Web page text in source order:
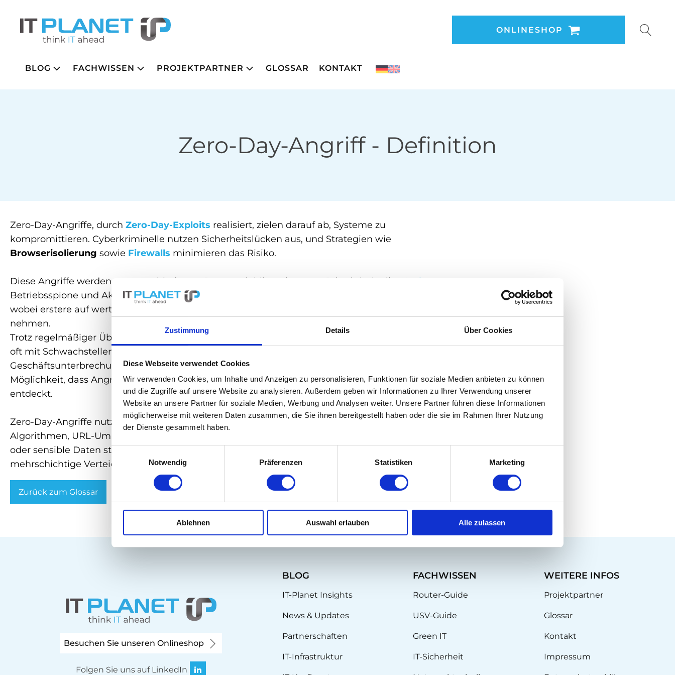
Zustimmung Details Über Cookies
Diese Webseite verwendet Cookies
Wir verwenden Cookies, um Inhalte und Anzeigen zu personalisieren, Funktionen für soziale Medien anbieten zu können
und die Zugriffe auf unsere Website zu analysieren. Außerdem geben wir Informationen zu Ihrer Verwendung unserer
Website an unsere Partner für soziale Medien, Werbung und Analysen weiter. Unsere Partner führen diese Informationen
möglicherweise mit weiteren Daten zusammen, die Sie ihnen bereitgestellt haben oder die sie im Rahmen Ihrer Nutzung
der Dienste gesammelt haben.
Einwilligungsauswahl
Notwendig
Präferenzen Statistiken Marketing
Ablehnen Auswahl erlauben Alle zulassen
ONLINESHOP
BLOG FACHWISSEN PROJEKTPARTNER GLOSSAR KONTAKT
Zero-Day-Angriff- Definition
Zero-Day-Angriffe, durch Zero-Day-Exploits realisiert, zielen darauf ab, Systeme zu
kompromittieren. Cyberkriminelle nutzen Sicherheitslücken aus, und Strategien wie
Browserisolierung sowie Firewalls minimieren das Risiko.
Diese Angriffe werden von verschiedenen Gruppen initiiert, darunter Cyberkriminelle, Hacker
Betriebsspione und Akteure der Cyberkriegsführung. Sie können
wobei erstere auf wertvolle Ziele abzielen, während letztere oft Nutzer anfälliger Systeme ins Visier
nehmen.
Trotz regelmäßiger Überprüfungen und Updates von Softwareentwicklern werden Anwendungen
oft mit Schwachstellen veröffentlicht. Angreifer können diese nutzen, um Daten zu stehlen,
Geschäftsunterbrechungen zu verursachen oder komplexe Angriffe zu starten. Es besteht die
Möglichkeit, dass Angreifer Sicherheitslücken ausnutzen, bevor der Softwareanbieter sie
entdeckt.
Zero-Day-Angriffe nutzen verschiedene Schwachstellen wie Pufferüberläufe, fehlerhafte
Algorithmen, URL-Umleitungen und Passwortprobleme aus. Bedrohungsakteure können Geld
oder sensible Daten stehlen, den Betrieb stören oder die Maschine für
mehrschichtige Verteidigung ist erforderlich, um sich vor solchen Angriffen zu schützen.
Zurück zum Glossar
Besuchen Sie unseren Onlineshop
Folgen Sie uns auf LinkedIn
BLOG
IT-Planet Insights
News & Updates
Partnerschaften
IT-Infrastruktur
FACHWISSEN
Router-Guide
USV-Guide
Green IT
IT-Sicherheit
WEITERE INFOS
Projektpartner
Glossar
Kontakt
Impressum